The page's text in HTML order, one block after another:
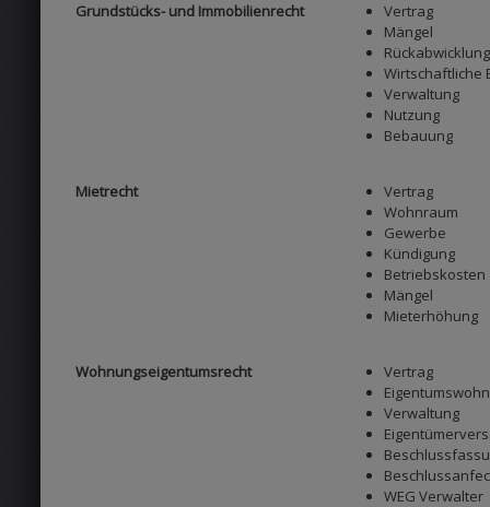
Grundstücks- und Immobilienrecht
Vertrag
Mängel
Rückabwicklung
Wirtschaftliche
Verwaltung
Nutzung
Bebauung
Mietrecht
Vertrag
Wohnraum
Gewerbe
Kündigung
Betriebskosten
Mängel
Mieterhöhung
Wohnungseigentumsrecht
Vertrag
Verwaltung
WEG Verwalter